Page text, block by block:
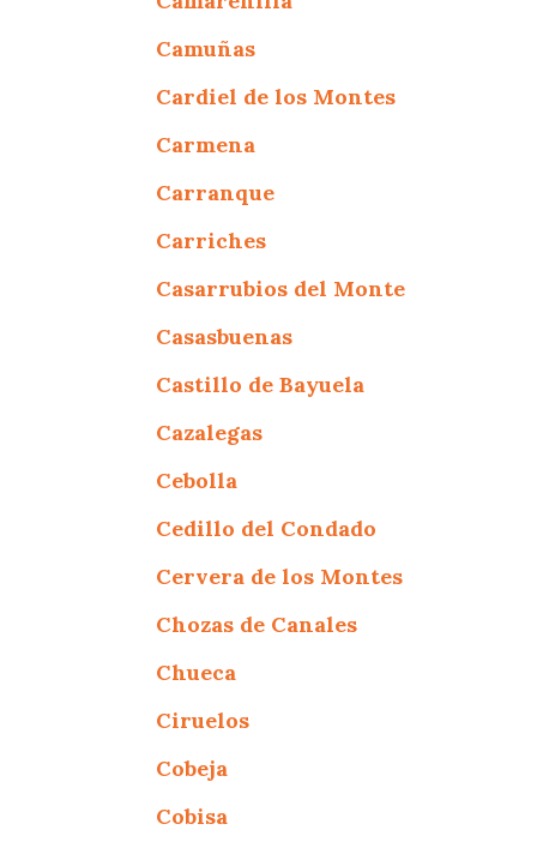
Camuñas
Cardiel de los Montes
Carmena
Carranque
Carriches
Casarrubios del Monte
Casasbuenas
Castillo de Bayuela
Cazalegas
Cebolla
Cedillo del Condado
Cervera de los Montes
Chozas de Canales
Chueca
Ciruelos
Cobeja
Cobisa